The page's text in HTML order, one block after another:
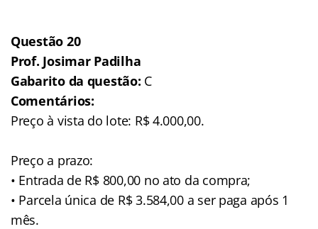
Questão 20
Prof. Josimar Padilha
Gabarito da questão: C
Comentários:
Preço à vista do lote: R$ 4.000,00.
Preço a prazo:
• Entrada de R$ 800,00 no ato da compra;
• Parcela única de R$ 3.584,00 a ser paga após 1
mês.